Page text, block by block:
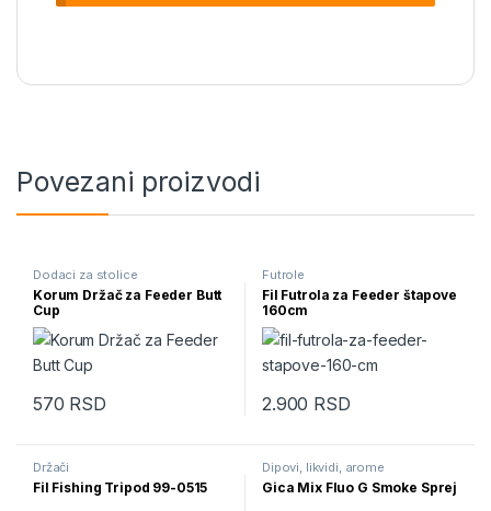
Povezani proizvodi
Dodaci za stolice
Korum Držač za Feeder Butt
Cup
570 RSD
Futrole
Fil Futrola za Feeder štapove
160cm
2.900 RSD
Držači
Fil Fishing Tripod 99-0515
Dipovi, likvidi, arome
Gica Mix Fluo G Smoke Sprej